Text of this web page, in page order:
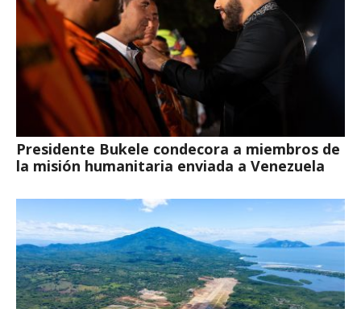
Presidente Bukele condecora a miembros de
la misión humanitaria enviada a Venezuela